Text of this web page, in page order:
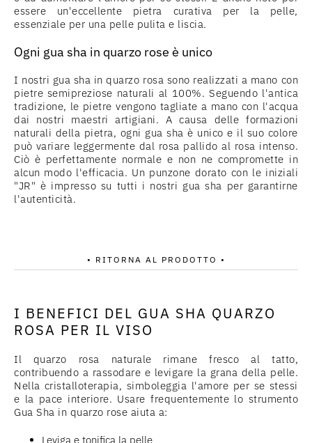
essere un'eccellente pietra curativa per la pelle,
essenziale per una pelle pulita e liscia.
Ogni gua sha in quarzo rose è unico
I nostri gua sha in quarzo rosa sono realizzati a mano con
pietre semipreziose naturali al 100%. Seguendo l'antica
tradizione, le pietre vengono tagliate a mano con l'acqua
dai nostri maestri artigiani. A causa delle formazioni
naturali della pietra, ogni gua sha è unico e il suo colore
può variare leggermente dal rosa pallido al rosa intenso.
Ciò è perfettamente normale e non ne compromette in
alcun modo l'efficacia. Un punzone dorato con le iniziali
"JR" è impresso su tutti i nostri gua sha per garantirne
l'autenticità.
• RITORNA AL PRODOTTO •
I BENEFICI DEL GUA SHA QUARZO
ROSA PER IL VISO
Il quarzo rosa naturale rimane fresco al tatto,
contribuendo a rassodare e levigare la grana della pelle.
Nella cristalloterapia, simboleggia l'amore per se stessi
e la pace interiore. Usare frequentemente lo strumento
Gua Sha in quarzo rose aiuta a:
Leviga e tonifica la pelle